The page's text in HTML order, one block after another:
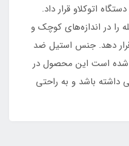
اتوکلاو قرار داد.
را در اندازه‌های کوچک و
دهد. جنس استیل ضد
شده است این محصول در
داشته باشد و به راحتی